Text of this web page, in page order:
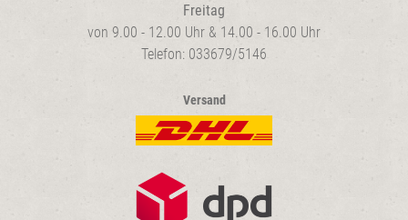
Freitag
von 9.00 - 12.00 Uhr & 14.00 - 16.00 Uhr
Telefon: 033679/5146
Versand